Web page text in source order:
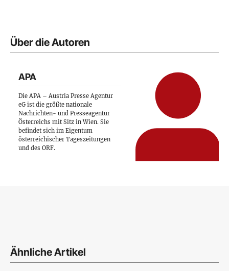
Über die Autoren
APA
Die APA – Austria Presse Agentur
eG ist die größte nationale
Nachrichten- und Presseagentur
Österreichs mit Sitz in Wien. Sie
befindet sich im Eigentum
österreichischer Tageszeitungen
und des ORF.
Ähnliche Artikel